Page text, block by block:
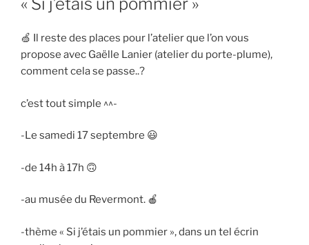
🍏 Il reste des places pour l’atelier que l’on vous
propose avec Gaëlle Lanier (atelier du porte-plume),
comment cela se passe..?
c’est tout simple ^^-
-Le samedi 17 septembre 😃
-de 14h à 17h 🙃
-au musée du Revermont. 🍎
-thème « Si j’étais un pommier », dans un tel écrin